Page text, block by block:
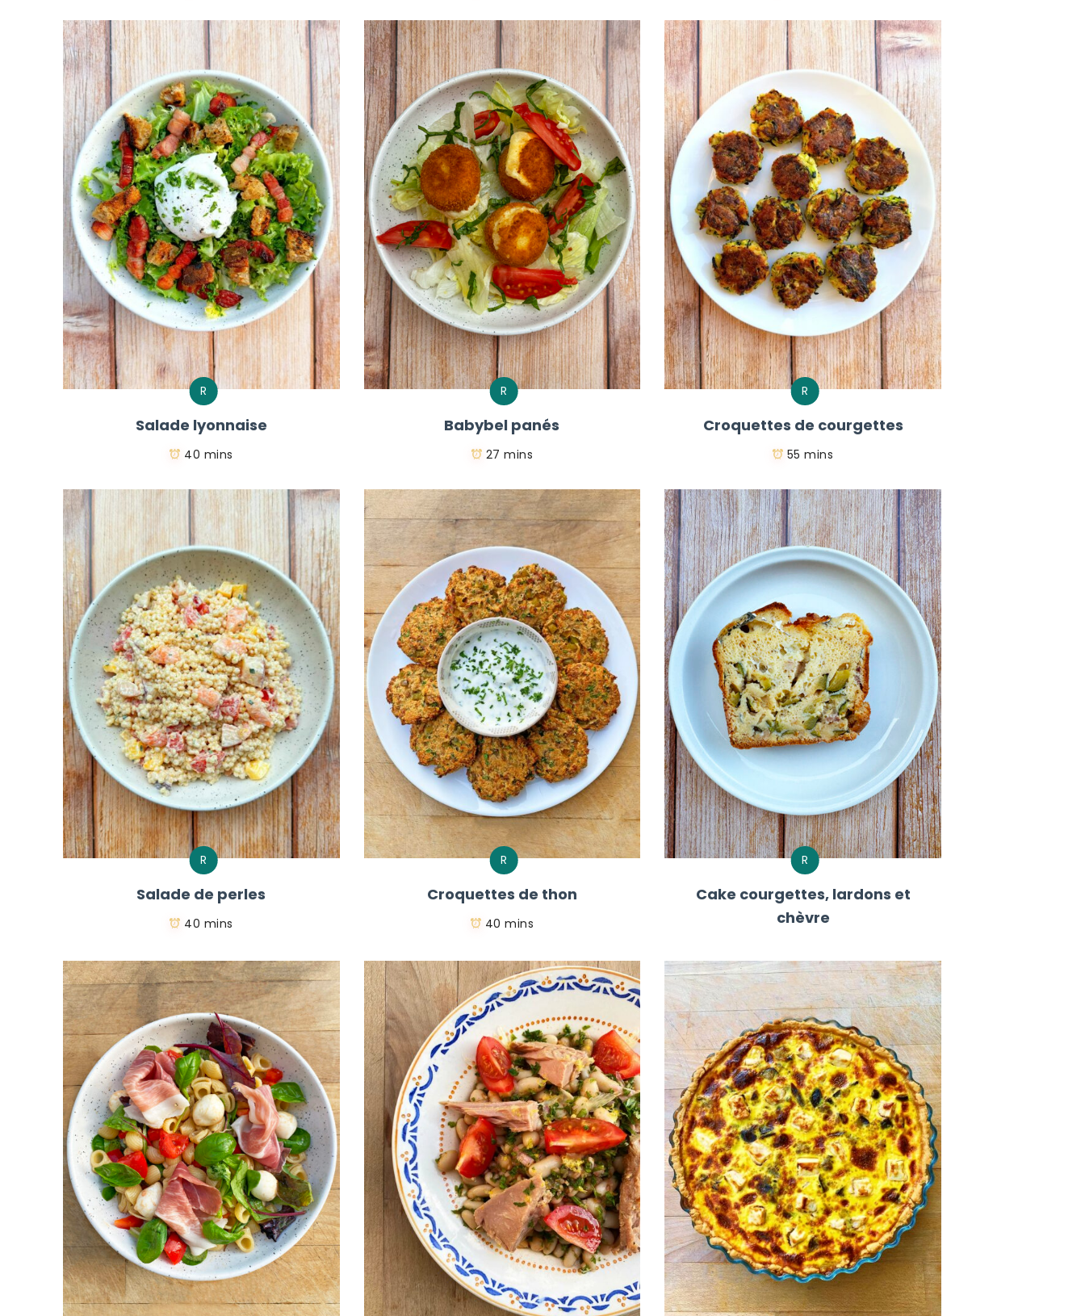
R
Salade lyonnaise
40 mins
R
Babybel panés
27 mins
R
Croquettes de courgettes
55 mins
R
Salade de perles
40 mins
R
Croquettes de thon
40 mins
R
Cake courgettes, lardons et
chèvre